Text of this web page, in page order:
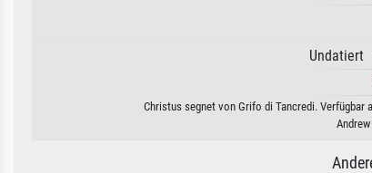
Undatiert
Christus segnet von Grifo di Tancredi. Verfügbar